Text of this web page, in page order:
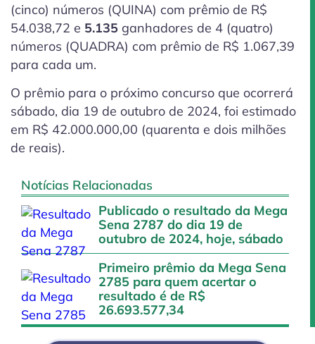
(cinco) números (QUINA) com prêmio de R$
54.038,72 e 5.135 ganhadores de 4 (quatro)
números (QUADRA) com prêmio de R$ 1.067,39
para cada um.
O prêmio para o próximo concurso que ocorrerá
sábado, dia 19 de outubro de 2024, foi estimado
em R$ 42.000.000,00 (quarenta e dois milhões
de reais).
Notícias Relacionadas
Publicado o resultado da Mega
Sena 2787 do dia 19 de
outubro de 2024, hoje, sábado
Primeiro prêmio da Mega Sena
2785 para quem acertar o
resultado é de R$
26.693.577,34